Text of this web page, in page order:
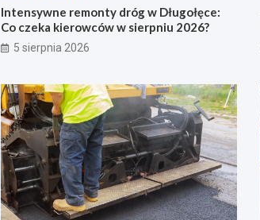
Intensywne remonty dróg w Długołęce:
Co czeka kierowców w sierpniu 2026?
5 sierpnia 2026